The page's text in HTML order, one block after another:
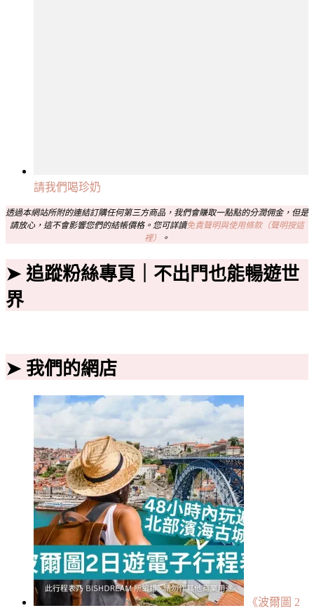
請我們喝珍奶
透過本網站所附的連結訂購任何第三方商品，我們會賺取一點點的分潤佣金，但是
請放心，這不會影響您們的結帳價格。您可詳讀免責聲明與使用條款（聲明按這
裡）
。
➤ 追蹤粉絲專頁｜不出門也能暢遊世
界
➤ 我們的網店
《波爾圖 2